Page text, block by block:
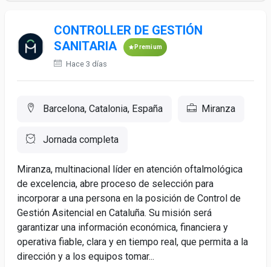
CONTROLLER DE GESTIÓN
SANITARIA
Premium
Hace 3 días
Barcelona, Catalonia, España Miranza
Jornada completa
Miranza, multinacional líder en atención oftalmológica
de excelencia, abre proceso de selección para
incorporar a una persona en la posición de Control de
Gestión Asitencial en Cataluña. Su misión será
garantizar una información económica, financiera y
operativa fiable, clara y en tiempo real, que permita a la
dirección y a los equipos tomar...